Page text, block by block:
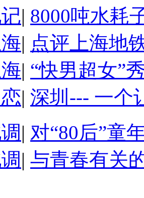
| 8000吨水耗
| 点评上海地
| “快男超女”
| 深圳--- 一个
| 对“80后”童
| 与青春有关